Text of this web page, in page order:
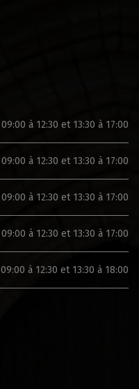
09:00 à 12:30 et 13:30 à 17:00
09:00 à 12:30 et 13:30 à 17:00
09:00 à 12:30 et 13:30 à 17:00
09:00 à 12:30 et 13:30 à 17:00
09:00 à 12:30 et 13:30 à 18:00